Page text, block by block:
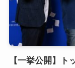
【一挙公開】